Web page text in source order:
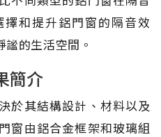
擇和提升鋁門窗的隔音效
的生活空間。
簡介
於其結構設計、材料以及
窗由鋁合金框架和玻璃組